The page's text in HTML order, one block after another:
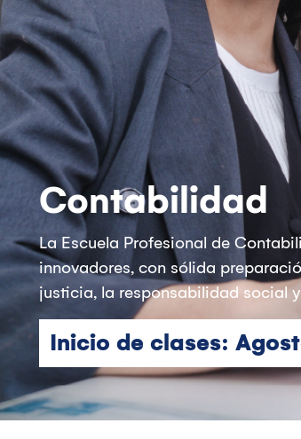
Contabilidad
La Escuela Profesional de
innovadores, con sólida
justicia, la responsabilidad social
Inicio de clases: